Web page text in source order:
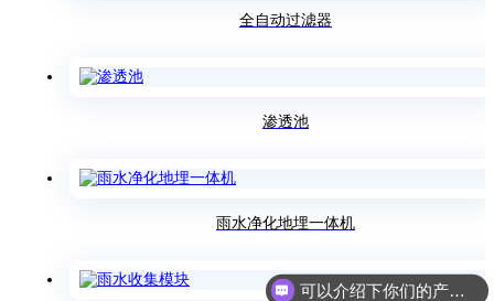
全自动过滤器
渗透池
雨水净化地埋一体机
可以介绍下你们的产品么